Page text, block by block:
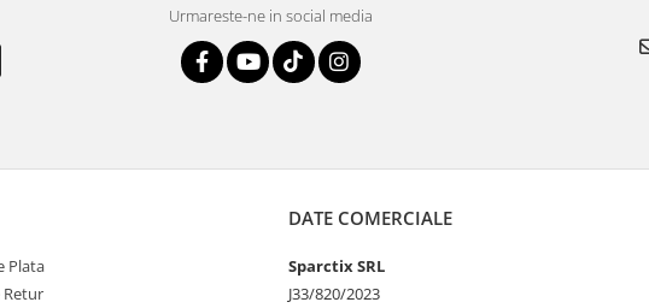
Urmareste-ne in social media
Plata
Retur
DATE COMERCIALE
Sparctix SRL
J33/820/2023